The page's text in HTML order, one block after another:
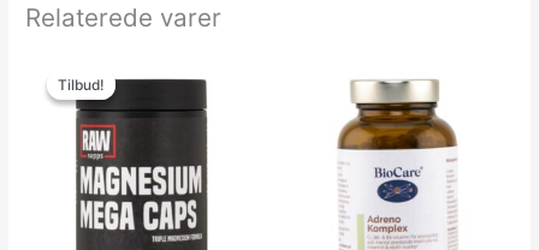
Relaterede varer
Tilbud!
Tilbud!
oprindelige
pris
var:
165.00kr..
aktuelle
er: